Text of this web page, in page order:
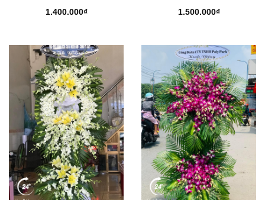
Được xếp
1.400.000₫
Được xếp
1.500.000₫